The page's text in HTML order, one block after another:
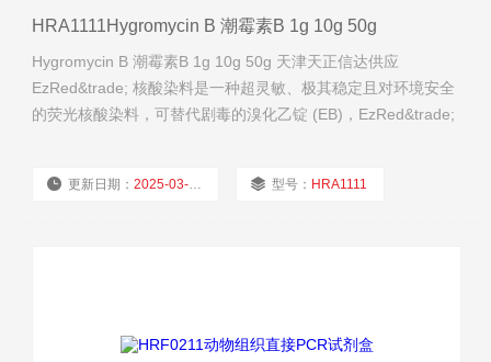
HRA1111Hygromycin B 潮霉素B 1g 10g 50g
Hygromycin B 潮霉素B 1g 10g 50g 天津天正信达供应
EzRed&trade; 核酸染料是一种超灵敏、极其稳定且对环境安全
的荧光核酸染料，可替代剧毒的溴化乙锭 (EB)，EzRed&trade;
更新日期：2025-03-21 型号： HRA1111